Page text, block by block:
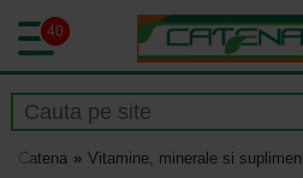
40
Catena Vitamine, minerale si